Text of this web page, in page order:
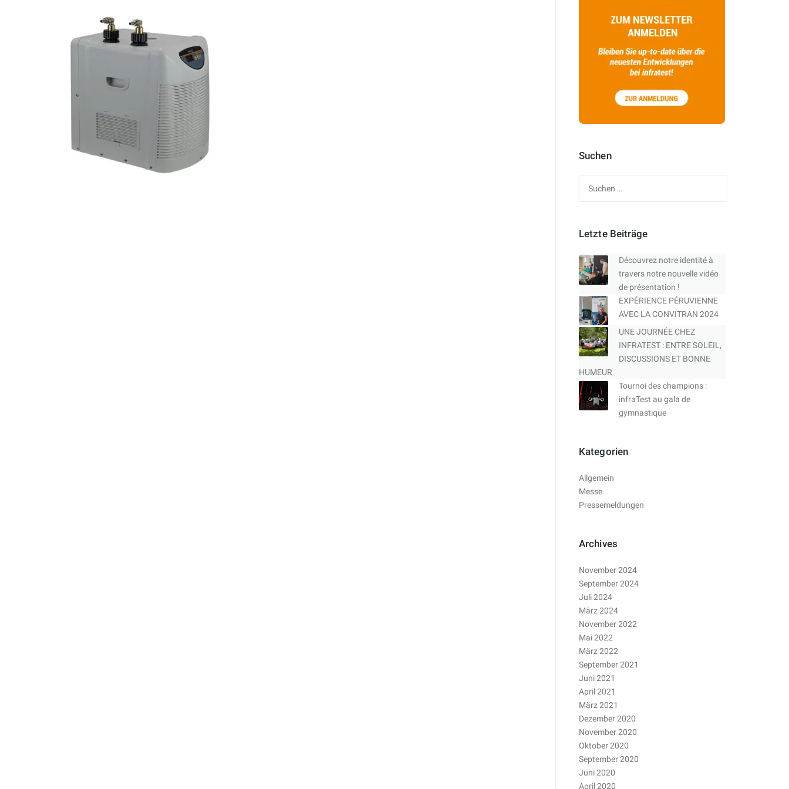
Suchen
Letzte Beiträge
Découvrez notre identité à
travers notre nouvelle vidéo
de présentation !
EXPÉRIENCE PÉRUVIENNE
AVEC LA CONVITRAN 2024
UNE JOURNÉE CHEZ
INFRATEST : ENTRE SOLEIL,
DISCUSSIONS ET BONNE
HUMEUR
Tournoi des champions :
infraTest au gala de
gymnastique
Kategorien
Allgemein
Messe
Pressemeldungen
Archives
November 2024
September 2024
Juli 2024
März 2024
November 2022
Mai 2022
März 2022
September 2021
Juni 2021
April 2021
März 2021
Dezember 2020
November 2020
Oktober 2020
September 2020
Juni 2020
April 2020